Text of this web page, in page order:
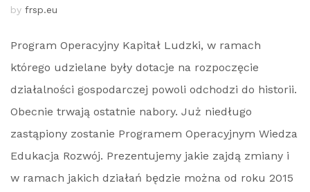
by frsp.eu
Program Operacyjny Kapitał Ludzki, w ramach
którego udzielane były dotacje na rozpoczęcie
działalności gospodarczej powoli odchodzi do historii.
Obecnie trwają ostatnie nabory. Już niedługo
zastąpiony zostanie Programem Operacyjnym Wiedza
Edukacja Rozwój. Prezentujemy jakie zajdą zmiany i
w ramach jakich działań będzie można od roku 2015